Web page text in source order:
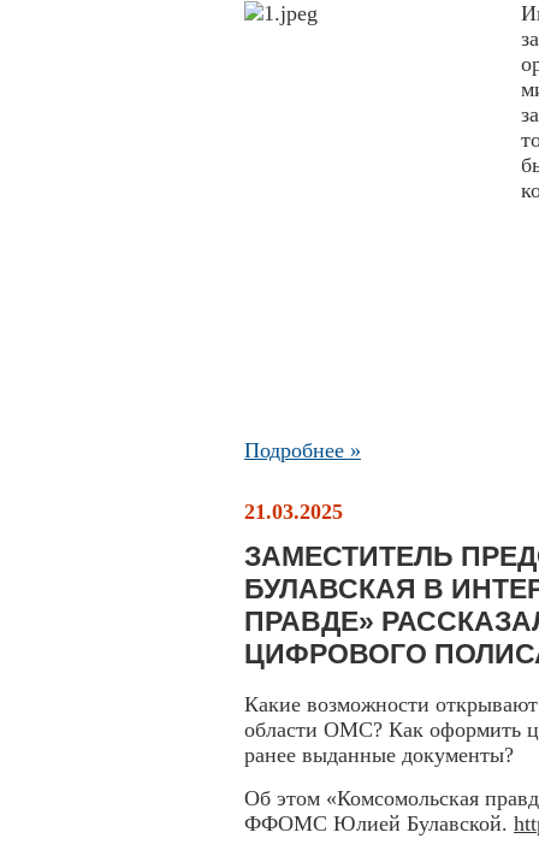
Подробнее »
21.03.2025
ЗАМЕСТИТЕЛЬ
БУЛАВСКАЯ В
ПРАВДЕ»
ЦИФРОВОГО
Какие возможности
области ОМС? Как оформить
ранее выданные документы?
Об этом «Комсомольская
ФФОМС Юлией Булавской.